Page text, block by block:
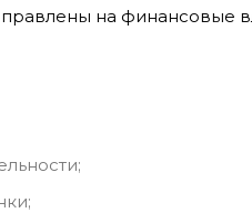
на финансовые